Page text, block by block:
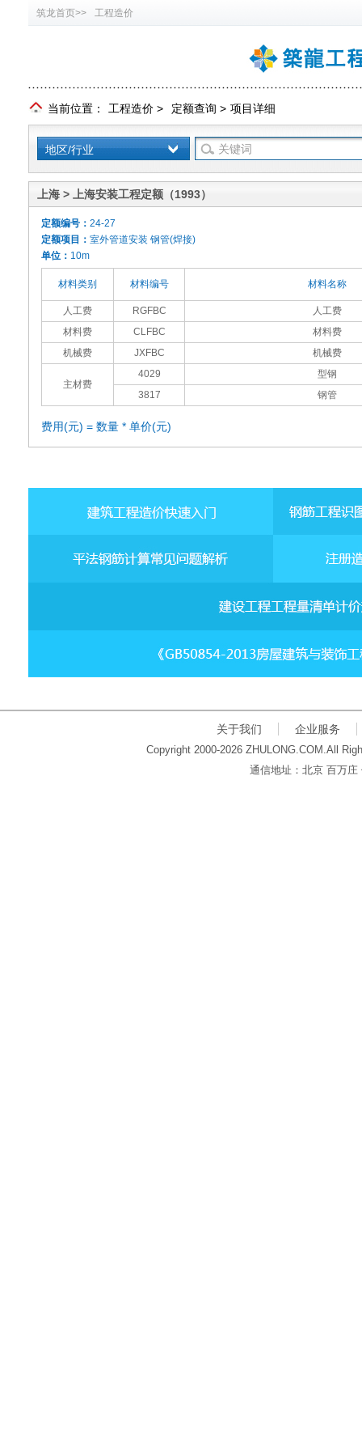
筑龙首页>> 工程造价
当前位置： 工程造价 > 定额查询 > 项目详细
地区/行业
上海 > 上海安装工程定额（1993）
定额编号： 24-27
定额项目： 室外管道安装 钢管(焊接)
单位： 10m
材料类别 材料编号 材料名称
人工费 RGFBC
人工费
材料费
CLFBC
材料费
机械费
JXFBC 机械费
主材费
4029
型钢
3817
钢管
费用(元) = 数量 * 单价(元)
关于我们 企业服务
Copyright 2000-2026 ZHULONG.COM.All
通信地址：北京 百万